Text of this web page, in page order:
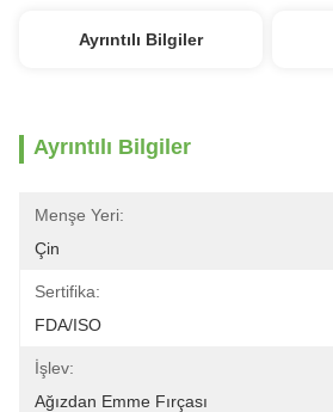
Ayrıntılı Bilgiler
Ayrıntılı Bilgiler
Menşe Yeri:
Çin
Sertifika:
FDA/ISO
İşlev:
Ağızdan Emme Fırçası